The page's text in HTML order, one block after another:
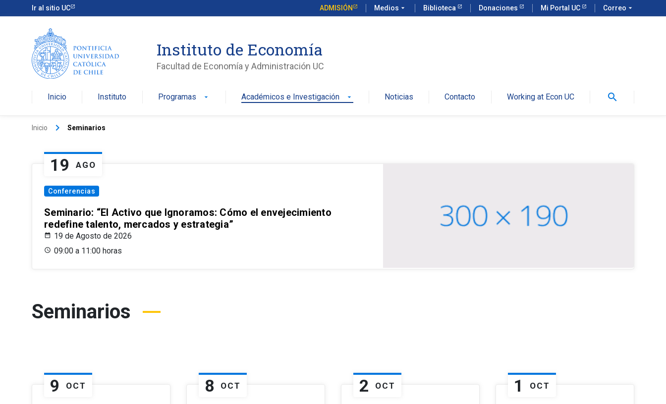
Ir al sitio UC ADMISIÓN Medios arrow_drop_down Biblioteca Donaciones Mi Portal UC Correo arrow_drop_down
Instituto de Economía
Facultad de Economía y Administración UC
Inicio Instituto Programas arrow_drop_down Académicos e Investigación arrow_drop_down Noticias Contacto Working at Econ UC search
Inicio keyboard_arrow_right Seminarios
19 AGO
Conferencias
Seminario: “El Activo que Ignoramos: Cómo el envejecimiento
redefine talento, mercados y estrategia”
19 de Agosto de 2026
09:00 a 11:00 horas
Seminarios
9 OCT 8 OCT 2 OCT 1 OCT